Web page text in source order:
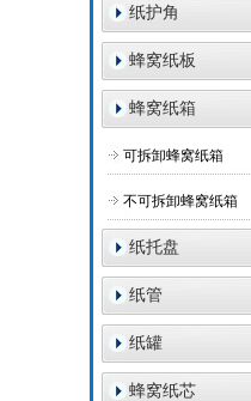
纸护角
蜂窝纸板
蜂窝纸箱
可拆卸蜂窝纸箱
不可拆卸蜂窝纸箱
纸托盘
纸管
纸罐
蜂窝纸芯